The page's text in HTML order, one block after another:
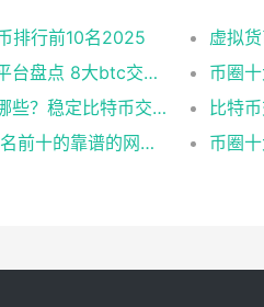
排行前10名2025
全球八大著名的比特币交易平台盘点 8大btc交易平台排行
币圈
全球顶尖比特币交易平台有哪些？稳定比特币交易平台TOP10
比特
比特币网络量化交易平台 排名前十的靠谱的网络交易软件
币圈